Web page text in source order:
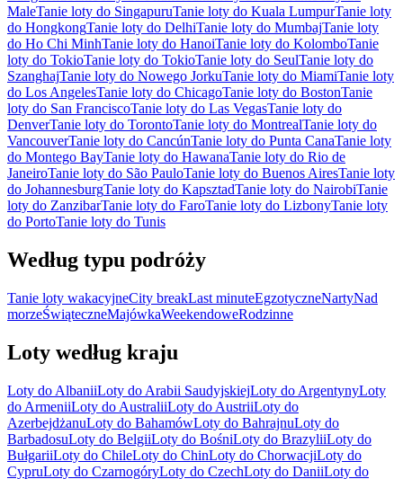
MaleTanie loty do SingapuruTanie loty do Kuala LumpurTanie loty
do HongkongTanie loty do DelhiTanie loty do MumbajTanie loty
do Ho Chi MinhTanie loty do HanoiTanie loty do KolomboTanie
loty do TokioTanie loty do TokioTanie loty do SeulTanie loty do
SzanghajTanie loty do Nowego JorkuTanie loty do MiamiTanie loty
do Los AngelesTanie loty do ChicagoTanie loty do BostonTanie
loty do San FranciscoTanie loty do Las VegasTanie loty do
DenverTanie loty do TorontoTanie loty do MontrealTanie loty do
VancouverTanie loty do CancúnTanie loty do Punta CanaTanie loty
do Montego BayTanie loty do HawanaTanie loty do Rio de
JaneiroTanie loty do São PauloTanie loty do Buenos AiresTanie loty
do JohannesburgTanie loty do KapsztadTanie loty do NairobiTanie
loty do ZanzibarTanie loty do FaroTanie loty do LizbonyTanie loty
do PortoTanie loty do Tunis
Według typu podróży
Tanie loty wakacyjneCity breakLast minuteEgzotyczneNartyNad
morzeŚwiąteczneMajówkaWeekendoweRodzinne
Loty według kraju
Loty do AlbaniiLoty do Arabii SaudyjskiejLoty do ArgentynyLoty
do ArmeniiLoty do AustraliiLoty do AustriiLoty do
AzerbejdżanuLoty do BahamówLoty do BahrajnuLoty do
BarbadosuLoty do BelgiiLoty do BośniLoty do BrazyliiLoty do
BułgariiLoty do ChileLoty do ChinLoty do ChorwacjiLoty do
CypruLoty do CzarnogóryLoty do CzechLoty do DaniiLoty do